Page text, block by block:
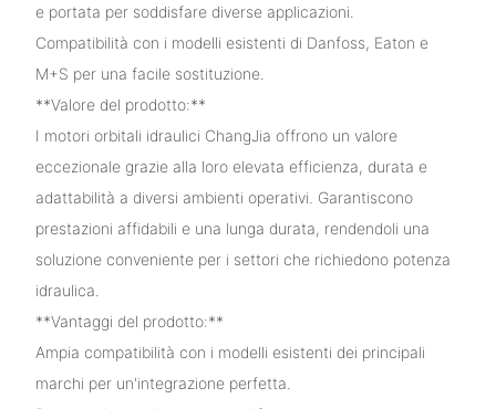
e portata per soddisfare diverse applicazioni.
Compatibilità con i modelli esistenti di Danfoss, Eaton e
M+S per una facile sostituzione.
**Valore del prodotto:**
I motori orbitali idraulici ChangJia offrono un valore
eccezionale grazie alla loro elevata efficienza, durata e
adattabilità a diversi ambienti operativi. Garantiscono
prestazioni affidabili e una lunga durata, rendendoli una
soluzione conveniente per i settori che richiedono potenza
idraulica.
**Vantaggi del prodotto:**
Ampia compatibilità con i modelli esistenti dei principali
marchi per un'integrazione perfetta.